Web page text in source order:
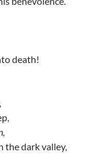
death!
the dark valley,